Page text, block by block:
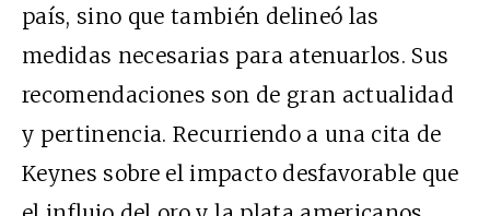
país, sino que también delineó las
medidas necesarias para atenuarlos. Sus
recomendaciones son de gran actualidad
y pertinencia. Recurriendo a una cita de
Keynes sobre el impacto desfavorable que